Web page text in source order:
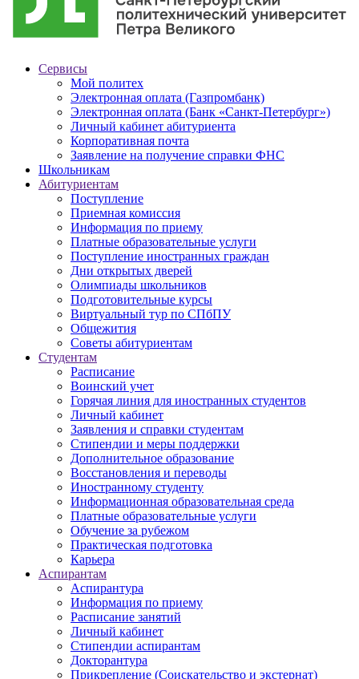
Сервисы
Мой политех
Электронная оплата (Газпромбанк)
Электронная оплата (Банк «Санкт-Петербург»)
Личный кабинет абитуриента
Корпоративная почта
Заявление на получение справки ФНС
Школьникам
Абитуриентам
Поступление
Приемная комиссия
Информация по приему
Платные образовательные услуги
Поступление иностранных граждан
Дни открытых дверей
Олимпиады школьников
Подготовительные курсы
Виртуальный тур по СПбПУ
Общежития
Советы абитуриентам
Студентам
Расписание
Воинский учет
Горячая линия для иностранных студентов
Личный кабинет
Заявления и справки студентам
Стипендии и меры поддержки
Дополнительное образование
Восстановления и переводы
Иностранному студенту
Информационная образовательная среда
Платные образовательные услуги
Обучение за рубежом
Практическая подготовка
Карьера
Аспирантам
Аспирантура
Информация по приему
Расписание занятий
Личный кабинет
Стипендии аспирантам
Докторантура
Прикрепление (Соискательство и экстернат)